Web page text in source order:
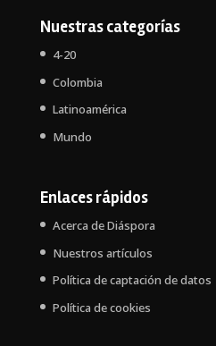
Nuestras categorías
4-20
Colombia
Latinoamérica
Mundo
Enlaces rápidos
Acerca de Diáspora
Nuestros artículos
Política de captación de datos
Política de cookies